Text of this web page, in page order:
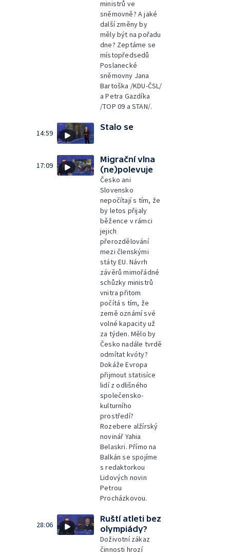
ministrů ve
sněmovně? A jaké
další změny by
měly být na pořadu
dne? Zeptáme se
místopředsedů
Poslanecké
sněmovny Jana
Bartoška /KDU-ČSL/
a Petra Gazdíka
/TOP 09 a STAN/.
14:59
Stalo se
17:09
Migrační vlna
(ne)polevuje
Česko ani
Slovensko
nepočítají s tím, že
by letos přijaly
běžence v rámci
jejich
přerozdělování
mezi členskými
státy EU. Návrh
závěrů mimořádné
schůzky ministrů
vnitra přitom
počítá s tím, že
země oznámí své
volné kapacity už
za týden. Mělo by
Česko nadále tvrdě
odmítat kvóty?
Dokáže Evropa
přijmout statisíce
lidí z odlišného
společensko-
kulturního
prostředí?
Rozebere alžírský
novinář Yahia
Belaskri. Přímo na
Balkán se spojíme
s redaktorkou
Lidových novin
Petrou
Procházkovou.
28:06
Ruští atleti bez
olympiády?
Doživotní zákaz
činnosti hrozí